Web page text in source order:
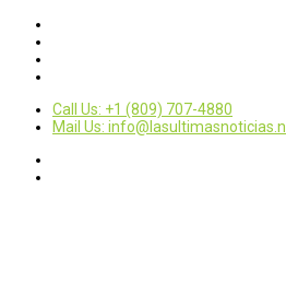
Call Us: +1 (809) 707-4880
Mail Us: